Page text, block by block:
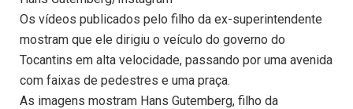
Os vídeos publicados pelo filho da ex-superintendente
mostram que ele dirigiu o veículo do governo do
Tocantins em alta velocidade, passando por uma avenida
com faixas de pedestres e uma praça.
As imagens mostram Hans Gutemberg, filho da